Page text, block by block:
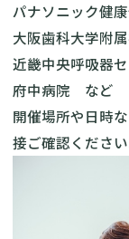
パナソニック健
大阪歯科大学附
近畿中央呼吸器
府中病院 など
開催場所や日時な
接ご確認ください